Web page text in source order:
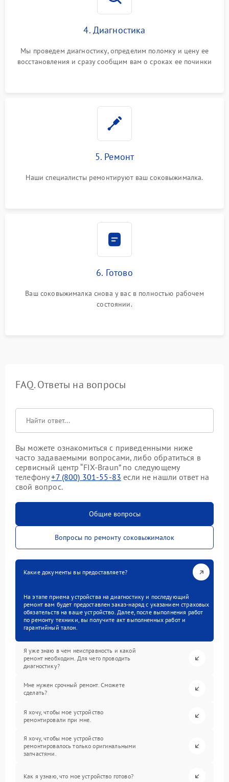
4. Диагностика
Мы проведем диагностику, определим поломку и цену ее
восстановления и сразу сообщим вам о сроках ее починки
5. Ремонт
Наши специалисты ремонтируют ваш соковыжималка.
6. Готово
Ваш соковыжималка снова у вас в полностью рабочем
состоянии.
FAQ. Ответы на вопросы
Вы можете ознакомиться с приведенными ниже
часто задаваемыми вопросами, либо обратиться в
сервисный центр “FIX-Braun” по следующему
телефону+7 (800) 301-55-83 если не нашли ответ на
свой вопрос.
Общие вопросы
Вопросы по ремонту соковыжималок
Какие документы вы предоставляете?
На этапе приема устройства на диагностику и последующий
ремонт вам будет предоставлен заказ-наряд с указанием страховых
обязательств на ваше устройство. Далее, после выполнения работ
по ремонту техники, вы получите акт выполненных работ и
гарантийный талон.
Я уже знаю в чем неисправность и какой
ремонт необходим. Для чего проводить
диагностику?
Мне нужен срочный ремонт. Сможете
сделать?
Я хочу, чтобы мое устройство
ремонтировали при мне.
Я хочу, чтобы мое устройство
ремонтировалось только оригинальными
запчастями.
Как я узнаю, что мое устройство готово?